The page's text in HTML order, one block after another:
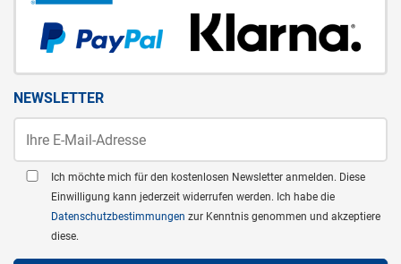
NEWSLETTER
Ich möchte mich für den kostenlosen Newsletter anmelden. Diese
Einwilligung kann jederzeit widerrufen werden. Ich habe die
Datenschutzbestimmungen zur Kenntnis genommen und akzeptiere
diese.